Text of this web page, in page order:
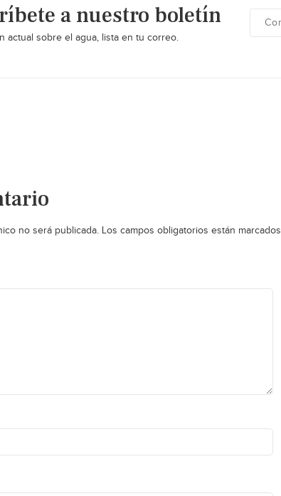
a nuestro boletín
actual sobre el agua, lista en tu correo.
no será publicada. Los campos obligatorios están marcados